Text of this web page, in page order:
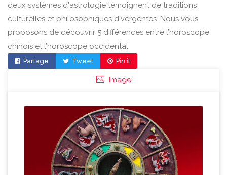
deux systèmes d'astrologie témoignent de traditions
culturelles et philosophiques divergentes. Nous vous
proposons de découvrir 5 différences entre l’horoscope
chinois et l’horoscope occidental.
Partage Tweet Pin it
Image